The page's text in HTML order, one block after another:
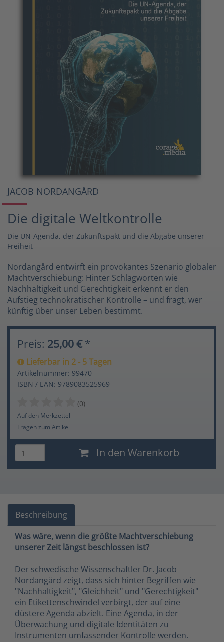
JACOB NORDANGÅRD
Die digitale Weltkontrolle
Die UN-Agenda, der Zukunftspakt und die Abgabe unserer
Freiheit
Nordangård entwirft ein provokantes Szenario globaler
Machtverschiebung: Hinter Schlagworten wie
Nachhaltigkeit und Gerechtigkeit erkennt er den
Aufstieg technokratischer Kontrolle – und fragt, wer
künftig über unser Leben bestimmt.
Preis: 25,00 € *
Lieferbar in 2 - 5 Tagen
Artikelnummer: 99470
ISBN / EAN: 9789083525969
(0)
Auf den Merkzettel
Fragen zum Artikel
In den Warenkorb
Beschreibung
Was wäre, wenn die größte Machtverschiebung
unserer Zeit längst beschlossen ist?
Der schwedische Wissenschaftler Dr. Jacob
Nordangård zeigt, dass sich hinter Begriffen wie
"Nachhaltigkeit", "Gleichheit" und "Gerechtigkeit"
ein Etikettenschwindel verbirgt, der auf eine
düstere Agenda abzielt. Eine Agenda, in der
Überwachung und digitale Identitäten zu
Instrumenten umfassender Kontrolle werden.